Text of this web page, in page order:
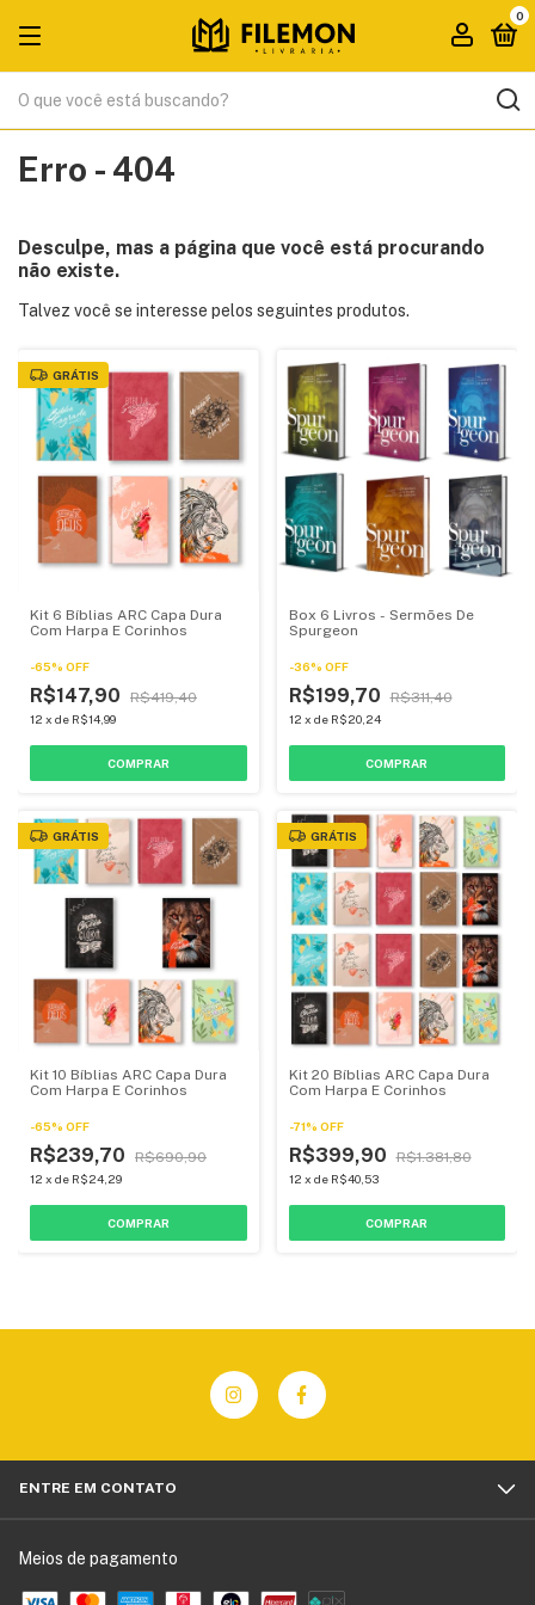
0
Erro - 404
Desculpe, mas a página que você está procurando
não existe.
Talvez você se interesse pelos seguintes produtos.
GRÁTIS
Kit 6 Bíblias ARC Capa Dura
Com Harpa E Corinhos
-65% OFF
R$147,90 R$419,40
12 x de R$14,99
Box 6 Livros - Sermões De
Spurgeon
-36% OFF
R$199,70 R$311,40
12 x de R$20,24
GRÁTIS
Kit 10 Bíblias ARC Capa Dura
Com Harpa E Corinhos
-65% OFF
R$239,70 R$690,90
12 x de R$24,29
GRÁTIS
Kit 20 Bíblias ARC Capa Dura
Com Harpa E Corinhos
-71% OFF
R$399,90 R$1.381,80
12 x de R$40,53
ENTRE EM CONTATO
Meios de pagamento